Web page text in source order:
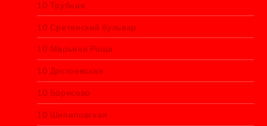
10 Трубная
10 Сретенский бульвар
10 Марьина Роща
10 Достоевская
10 Борисово
10 Шипиловская